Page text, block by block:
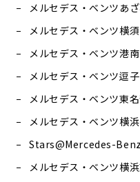
メルセデス・ベンツあ
メルセデス・ベンツ横
メルセデス・ベンツ港
メルセデス・ベンツ逗子
メルセデス・ベンツ東
メルセデス・ベンツ横
Stars@Mercedes-
メルセデス・ベンツ横